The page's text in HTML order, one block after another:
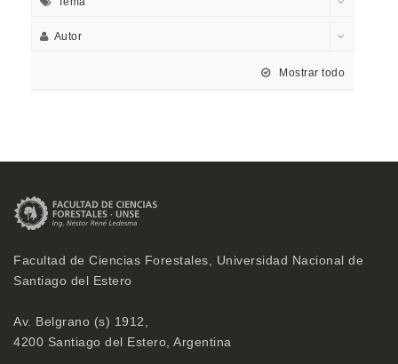
Autor
Mostrar todo
Facultad de Ciencias Forestales, Universidad Nacional de
Santiago del Estero
Av. Belgrano (s) 1912,
4200 Santiago del Estero, Argentina